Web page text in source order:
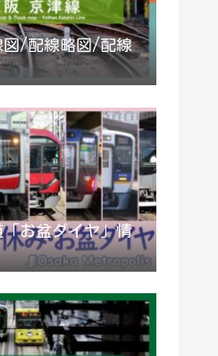
図/配線略図/配線
お盆ダイヤ」情